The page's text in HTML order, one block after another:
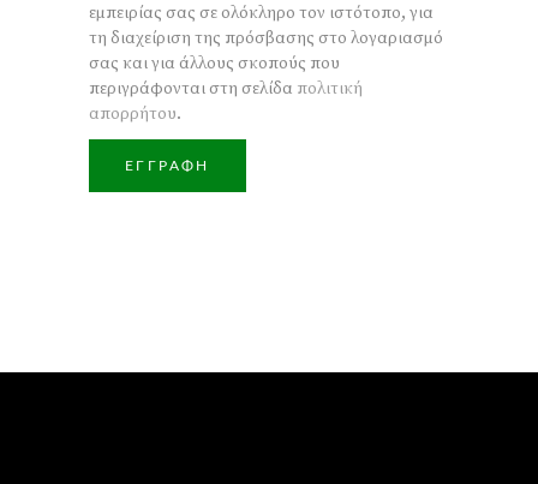
εμπειρίας σας σε ολόκληρο τον ιστότοπο, για
τη διαχείριση της πρόσβασης στο λογαριασμό
σας και για άλλους σκοπούς που
περιγράφονται στη σελίδα πολιτική
απορρήτου.
ΕΓΓΡΑΦΉ